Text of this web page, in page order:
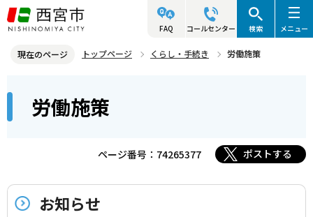
こ
の
ジ
先
す
FAQ コールセンター 検索 メニュー
現在のページ トップページ くらし・手続き 労働施策
こ
ら
労働施策
ページ番号：74265377 ポストする
お知らせ